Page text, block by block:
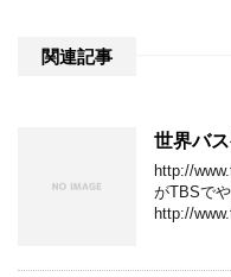
関連記事
世界バ
http://
がTBSで
http://